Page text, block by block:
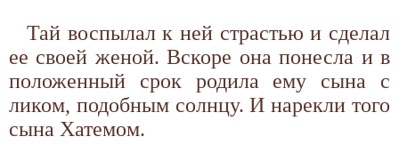
Тай воспылал к ней страстью и сделал
ее своей женой. Вскоре она понесла и в
положенный срок родила ему сына с
ликом, подобным солнцу. И нарекли того
сына Хатемом.